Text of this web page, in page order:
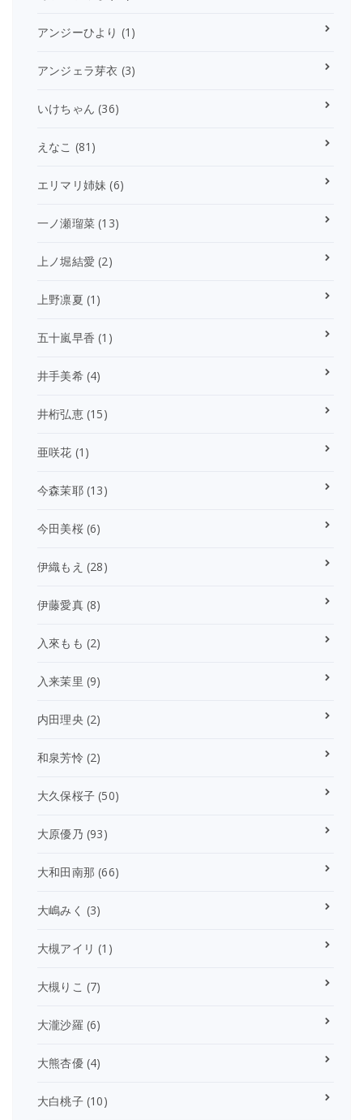
アンジーひより (1)
アンジェラ芽衣 (3)
いけちゃん (36)
えなこ (81)
エリマリ姉妹 (6)
一ノ瀬瑠菜 (13)
上ノ堀結愛 (2)
上野凛夏 (1)
五十嵐早香 (1)
井手美希(4)
井桁弘恵(15)
亜咲花 (1)
今森茉耶(13)
今田美桜(6)
伊織もえ (28)
伊藤愛真(8)
入來もも (2)
入来茉里 (9)
内田理央 (2)
和泉芳怜 (2)
大久保桜子 (50)
大原優乃 (93)
大和田南那 (66)
大嶋みく (3)
大槻アイリ (1)
大槻りこ (7)
大瀧沙羅 (6)
大熊杏優(4)
大白桃子(10)